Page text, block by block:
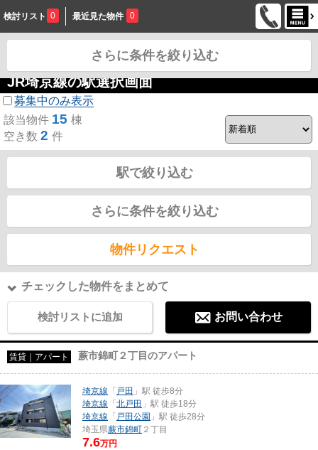
検討リスト 0 最近見た物件 0
JR埼京線の駅選択画面
募集中のみ表示
該当物件 15 棟
空き数 2 件
駅で絞り込む
さらに条件を絞り込む
物件リクエスト
チェックした物件をまとめて
検討リストに追加 お問い合わせ
賃貸｜アパート 蕨市錦町２丁目のアパート
埼京線 「 戸田 」駅 徒歩8分
埼京線 「 北戸田 」駅 徒歩18分
埼京線 「 戸田公園 」駅 徒歩28分
埼玉県蕨市錦町 ２丁目
7.6万円
さらに条件を絞り込む